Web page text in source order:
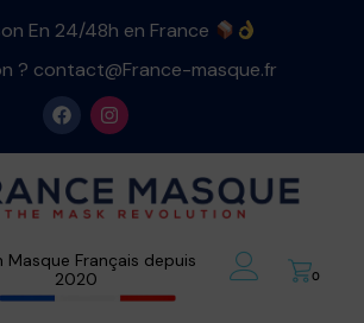
En 24/48h en France
? contact@France-masque.fr
Masque Français depuis
2020
0